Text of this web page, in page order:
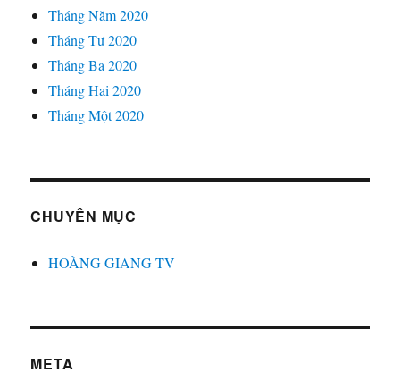
Tháng Năm 2020
Tháng Tư 2020
Tháng Ba 2020
Tháng Hai 2020
Tháng Một 2020
CHUYÊN MỤC
HOÀNG GIANG TV
META